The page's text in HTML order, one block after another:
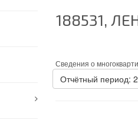
188531,
Сведения о
Отчётный период: